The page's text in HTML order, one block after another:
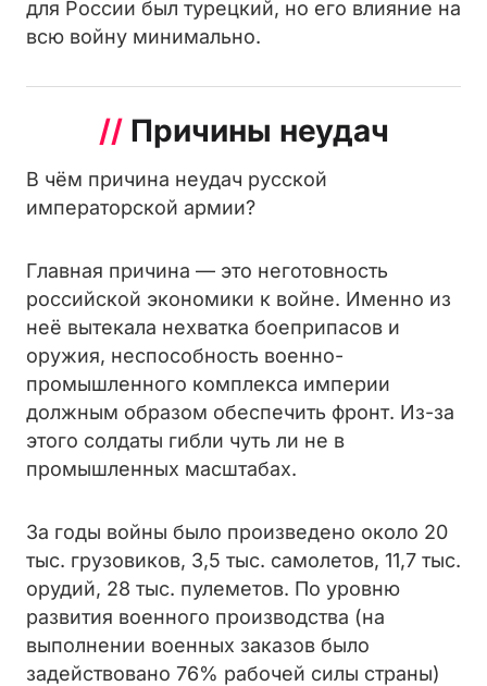
для России был турецкий, но его влияние на
всю войну минимально.
//Причины неудач
В чём причина неудач русской
императорской армии?
Главная причина — это неготовность
российской экономики к войне. Именно из
неё вытекала нехватка боеприпасов и
оружия, неспособность военно-
промышленного комплекса империи
должным образом обеспечить фронт. Из-за
этого солдаты гибли чуть ли не в
промышленных масштабах.
За годы войны было произведено около 20
тыс. грузовиков, 3,5 тыс. самолетов, 11,7 тыс.
орудий, 28 тыс. пулеметов. По уровню
развития военного производства (на
выполнении военных заказов было
задействовано 76% рабочей силы страны)